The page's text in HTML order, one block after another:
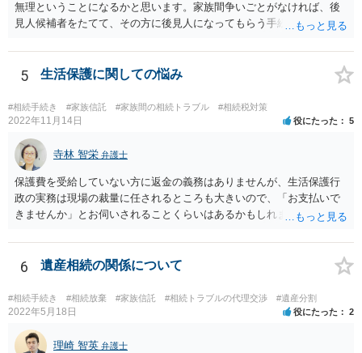
無理ということになるかと思います。家族間争いごとがなければ、後
見人候補者をたてて、その方に後見人になってもらう手続をすすめた
5 生活保護に関しての悩み
#相続手続き #家族信託 #家族間の相続トラブル #相続税対策
2022年11月14日 役にたった 5
寺林 智栄 弁護士
保護費を受給していない方に返金の義務はありませんが、生活保護行
政の実務は現場の裁量に任されるところも大きいので、「お支払いで
きませんか」とお伺いされることくらいはあるかもしれません。 通報
考えてご判断いただくのが良いと思います。
6 遺産相続の関係について
#相続手続き #相続放棄 #家族信託 #相続トラブルの代理交渉 #遺産分割
2022年5月18日 役にたった 2
理崎 智英 弁護士